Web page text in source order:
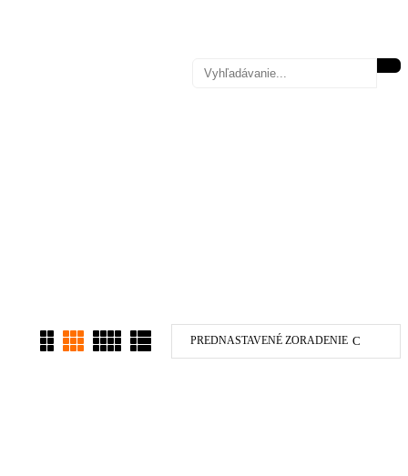
PREDNASTAVENÉ ZORADENIE